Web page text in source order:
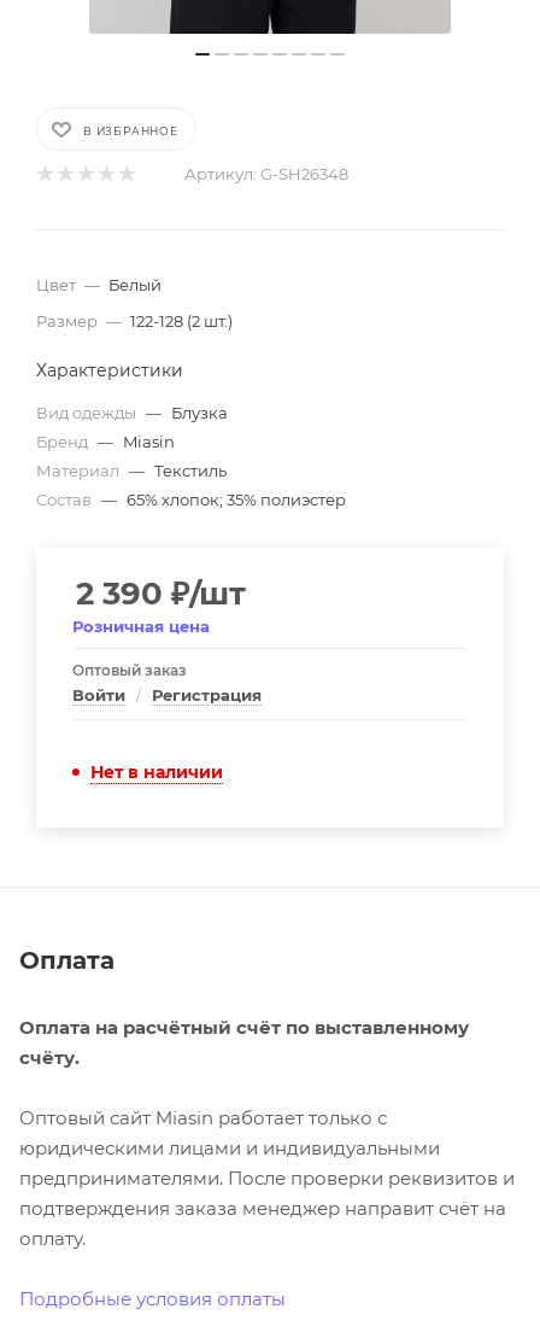
В ИЗБРАННОЕ
Артикул: G-SH26348
Цвет — Белый
Размер — 122-128 (2 шт.)
Характеристики
Вид одежды — Блузка
Бренд — Miasin
Материал — Текстиль
Состав — 65% хлопок; 35% полиэстер
2 390 ₽/шт
Розничная цена
Оптовый заказ
Войти / Регистрация
Нет в наличии
Оплата
Оплата на расчётный счёт по выставленному
счёту.
Оптовый сайт Miasin работает только с
юридическими лицами и индивидуальными
предпринимателями. После проверки реквизитов и
подтверждения заказа менеджер направит счёт на
оплату.
Подробные условия оплаты